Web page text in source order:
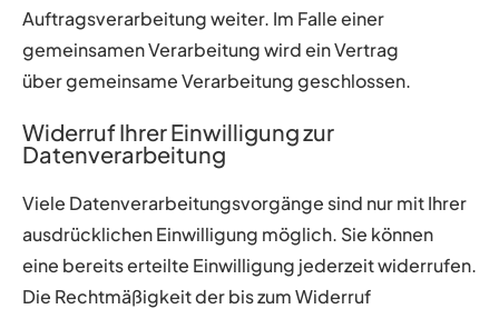
Auftragsverarbeitung weiter. Im Falle einer
gemeinsamen Verarbeitung wird ein Vertrag
über gemeinsame Verarbeitung geschlossen.
Widerruf Ihrer Einwilligung zur
Datenverarbeitung
Viele Datenverarbeitungsvorgänge sind nur mit Ihrer
ausdrücklichen Einwilligung möglich. Sie können
eine bereits erteilte Einwilligung jederzeit widerrufen.
Die Rechtmäßigkeit der bis zum Widerruf